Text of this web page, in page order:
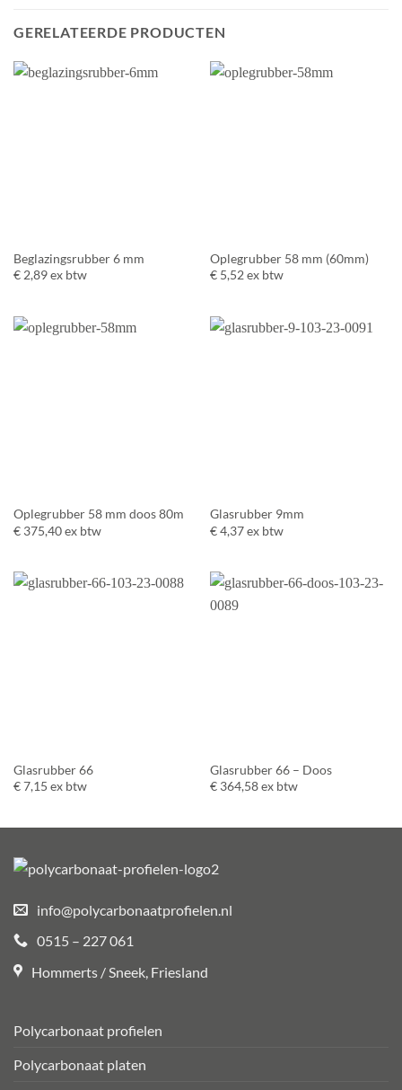
GERELATEERDE PRODUCTEN
Beglazingsrubber 6 mm
€2,89 ex btw
Oplegrubber 58 mm (60mm)
€5,52 ex btw
Oplegrubber 58 mm doos 80m
€375,40 ex btw
Glasrubber 9mm
€4,37 ex btw
Glasrubber 66
€7,15 ex btw
Glasrubber 66 – Doos
€364,58 ex btw
info@polycarbonaatprofielen.nl
0515 – 227 061
Hommerts / Sneek, Friesland
Polycarbonaat profielen
Polycarbonaat platen